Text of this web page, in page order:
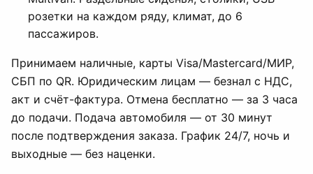
розетки на каждом ряду, климат, до 6
пассажиров.
Принимаем наличные, карты Visa/Mastercard/МИР,
СБП по QR. Юридическим лицам — безнал с НДС,
акт и счёт-фактура. Отмена бесплатно — за 3 часа
до подачи. Подача автомобиля — от 30 минут
после подтверждения заказа. График 24/7, ночь и
выходные — без наценки.